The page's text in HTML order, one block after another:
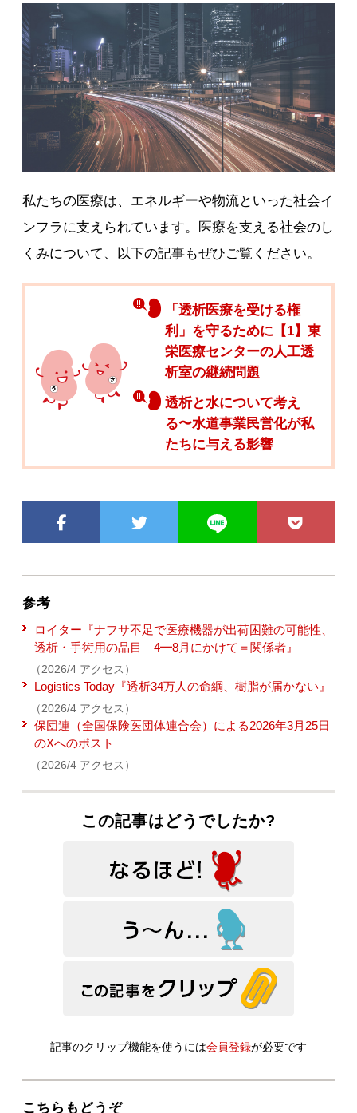
私たちの医療は、エネルギーや物流といった社会イ
ンフラに支えられています。医療を支える社会のし
くみについて、以下の記事もぜひご覧ください。
「透析医療を受ける権
利」を守るために【1】東
栄医療センターの人工透
析室の継続問題
透析と水について考え
る〜水道事業民営化が私
たちに与える影響
参考
ロイター『ナフサ不足で医療機器が出荷困難の可能性、
透析・手術用の品目 4━8月にかけて＝関係者』
（2026/4 アクセス）
Logistics Today『透析34万人の命綱、樹脂が届かない』
（2026/4 アクセス）
保団連（全国保険医団体連合会）による2026年3月25日
のXへのポスト
（2026/4 アクセス）
この記事はどうでしたか?
記事のクリップ機能を使うには会員登録が必要です
こちらもどうぞ